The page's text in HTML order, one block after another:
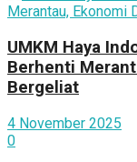
UMKM Haya
Berhenti
Bergeliat
4 November 2025
0